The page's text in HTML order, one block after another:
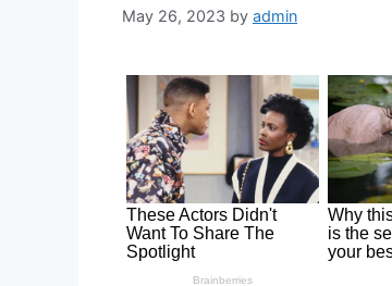
May 26, 2023 by admin